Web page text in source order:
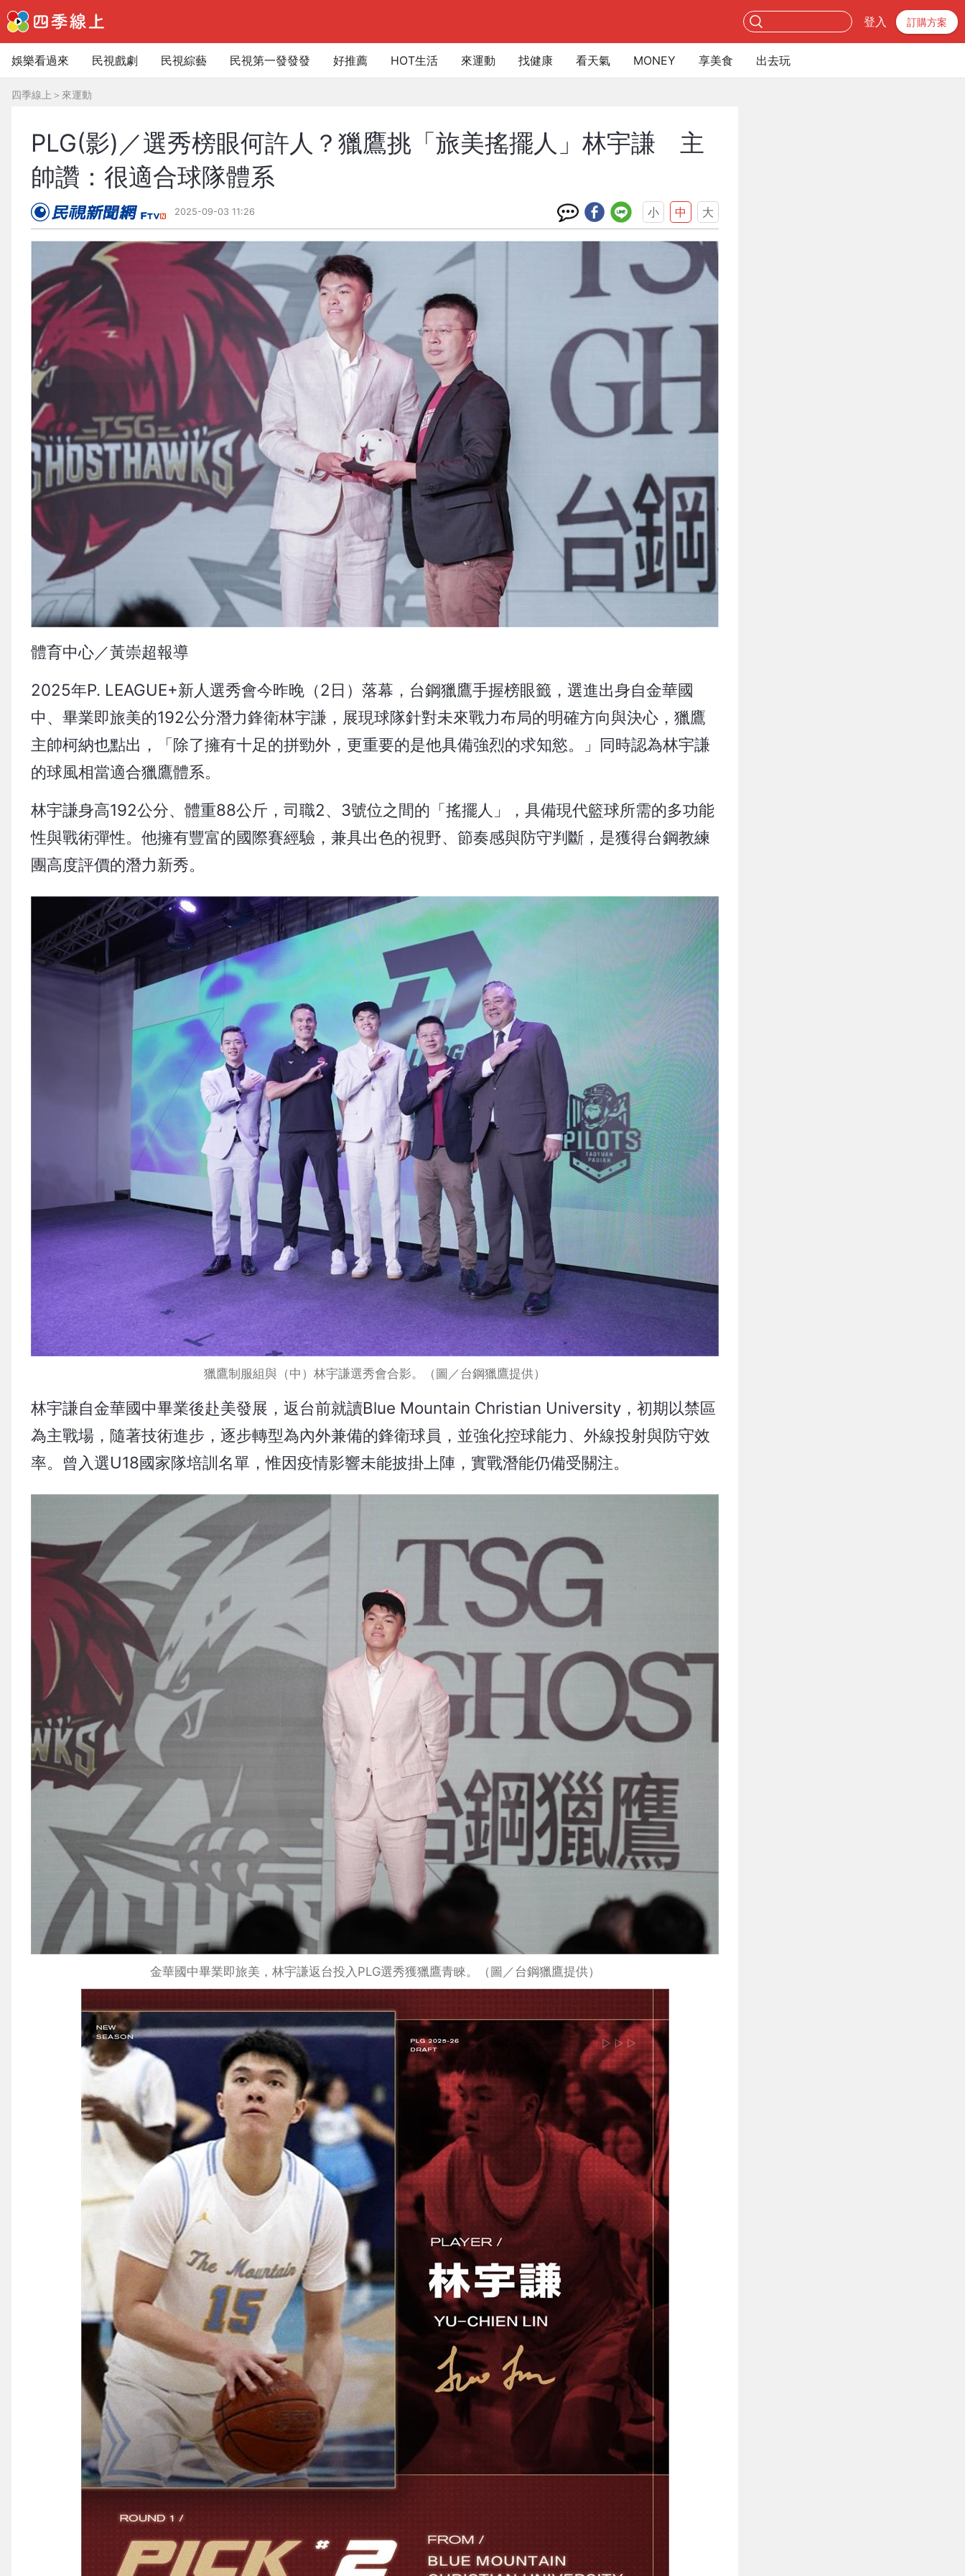
登入 訂購方案
娛樂看過來 民視戲劇 民視綜藝 民視第一發發發 好推薦 HOT生活 來運動 找健康 看天氣 MONEY 享美食 出去玩
四季線上 ＞ 來運動
PLG(影)／選秀榜眼何許人？獵鷹挑「旅美搖擺人」林宇謙 主
帥讚：很適合球隊體系
2025-09-03 11:26 小 中 大
體育中心／黃崇超報導
2025年P. LEAGUE+新人選秀會今昨晚（2日）落幕，台鋼獵鷹手握榜眼籤，選進出身自金華國
中、畢業即旅美的192公分潛力鋒衛林宇謙，展現球隊針對未來戰力布局的明確方向與決心，獵鷹
主帥柯納也點出，「除了擁有十足的拼勁外，更重要的是他具備強烈的求知慾。」同時認為林宇謙
的球風相當適合獵鷹體系。
林宇謙身高192公分、體重88公斤，司職2、3號位之間的「搖擺人」，具備現代籃球所需的多功能
性與戰術彈性。他擁有豐富的國際賽經驗，兼具出色的視野、節奏感與防守判斷，是獲得台鋼教練
團高度評價的潛力新秀。
獵鷹制服組與（中）林宇謙選秀會合影。（圖／台鋼獵鷹提供）
林宇謙自金華國中畢業後赴美發展，返台前就讀Blue Mountain Christian University，初期以禁區
為主戰場，隨著技術進步，逐步轉型為內外兼備的鋒衛球員，並強化控球能力、外線投射與防守效
率。曾入選U18國家隊培訓名單，惟因疫情影響未能披掛上陣，實戰潛能仍備受關注。
金華國中畢業即旅美，林宇謙返台投入PLG選秀獲獵鷹青睞。（圖／台鋼獵鷹提供）